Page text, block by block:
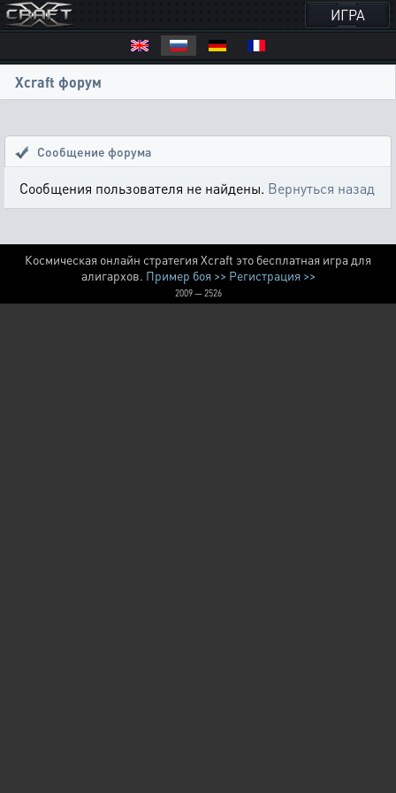
ИГРА
Xcraft форум
Сообщение форума
Сообщения пользователя не найдены. Вернуться назад
Космическая онлайн стратегия Xcraft это бесплатная игра для
алигархов. Пример боя >> Регистрация >>
2009 — 2526